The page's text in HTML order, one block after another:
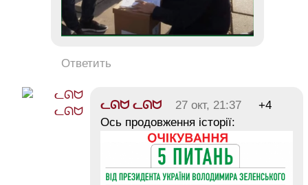
Ответить
ᓚᘏᗢ ᓚᘏᗢ 27 окт, 21:37
+4
Ось продовження історії: